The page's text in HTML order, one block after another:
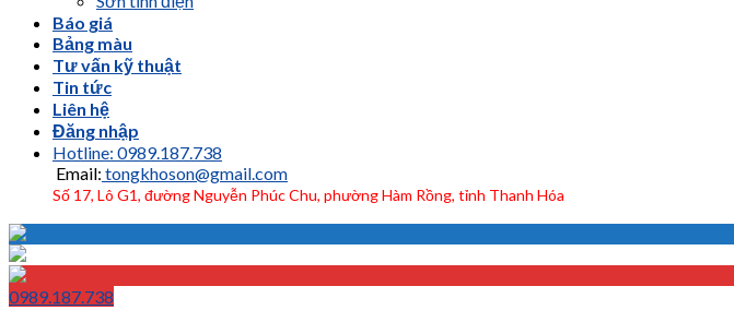
Báo giá
Bảng màu
Tư vấn kỹ thuật
Tin tức
Liên hệ
Đăng nhập
Hotline: 0989.187.738
Email: tongkhoson@gmail.com
Số 17, Lô G1, đường Nguyễn Phúc Chu, phường Hàm Rồng, tỉnh Thanh Hóa
0989.187.738